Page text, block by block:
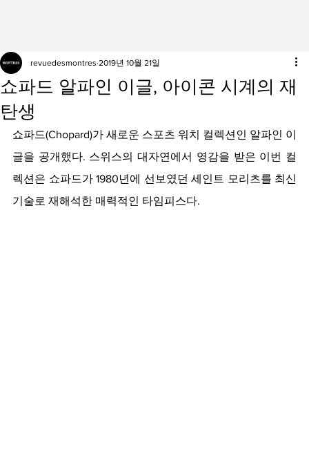
쇼파드 알파인 이글, 아이콘 시계의 재
탄생
revuedesmontres 2019년 10월 21일
쇼파드(Chopard)가 새로운 스포츠 워치 컬렉션인 알파인 이
글을 공개했다. 스위스의 대자연에서 영감을 받은 이번 컬
렉션은 쇼파드가 1980년에 선보였던 세인트 모리츠를 최신
기술로 재해석한 매력적인 타임피스다.